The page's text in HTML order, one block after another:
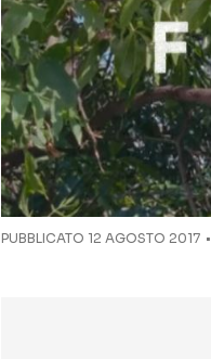
PUBBLICATO 12 AGOSTO 2017